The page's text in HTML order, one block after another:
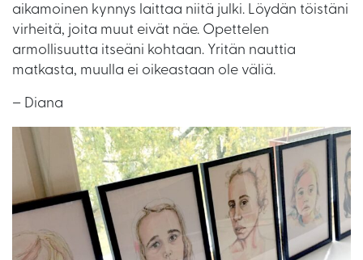
aikamoinen kynnys laittaa niitä julki. Löydän töistäni
virheitä, joita muut eivät näe. Opettelen
armollisuutta itseäni kohtaan. Yritän nauttia
matkasta, muulla ei oikeastaan ole väliä.
– Diana